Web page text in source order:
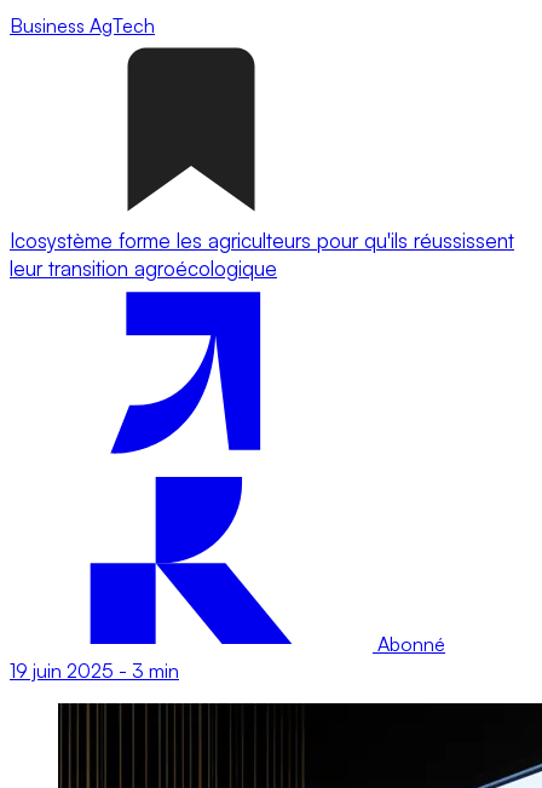
Business AgTech
Icosystème forme les agriculteurs pour qu'ils réussissent
leur transition agroécologique
Abonné
19 juin 2025 - 3 min